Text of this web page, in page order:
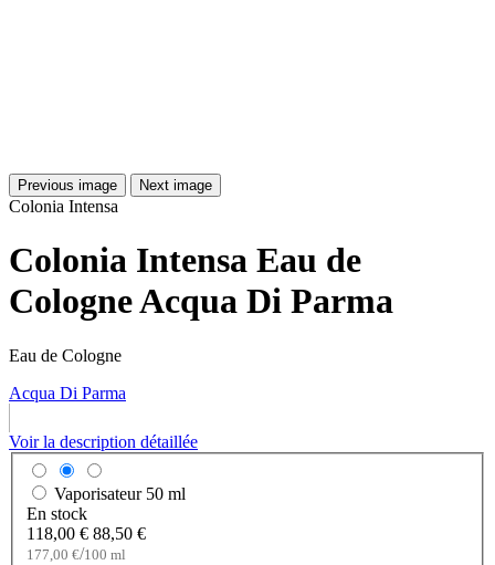
Previous image Next image
Colonia Intensa
Colonia Intensa Eau de
Cologne Acqua Di Parma
Eau de Cologne
Acqua Di Parma
Voir la description détaillée
Vaporisateur 50 ml
En stock
118,00 € 88,50 €
177,00 €/100 ml